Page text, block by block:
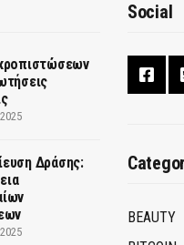
Δράσης:
Social
BEAUTY